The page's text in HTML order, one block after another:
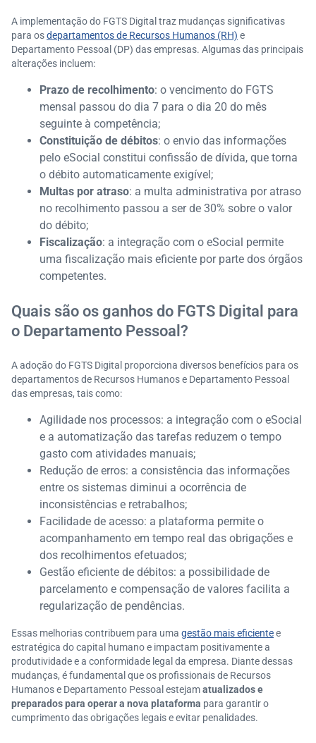
A implementação do FGTS Digital traz mudanças significativas
para osdepartamentos de Recursos Humanos (RH) e
Departamento Pessoal (DP) das empresas. Algumas das principais
alterações incluem:​
Prazo de recolhimento: o vencimento do FGTS
mensal passou do dia 7 para o dia 20 do mês
seguinte à competência;
Constituição de débitos: o envio das informações
pelo eSocial constitui confissão de dívida, que torna
o débito automaticamente exigível;
Multas por atraso: a multa administrativa por atraso
no recolhimento passou a ser de 30% sobre o valor
do débito;
Fiscalização: a integração com o eSocial permite
uma fiscalização mais eficiente por parte dos órgãos
competentes.
Quais são os ganhos do FGTS Digital para
o Departamento Pessoal?
A adoção do FGTS Digital proporciona diversos benefícios para os
departamentos de Recursos Humanos e Departamento Pessoal
das empresas, tais como:​
Agilidade nos processos: a integração com o eSocial
e a automatização das tarefas reduzem o tempo
gasto com atividades manuais;
Redução de erros: a consistência das informações
entre os sistemas diminui a ocorrência de
inconsistências e retrabalhos;
Facilidade de acesso: a plataforma permite o
acompanhamento em tempo real das obrigações e
dos recolhimentos efetuados;
Gestão eficiente de débitos: a possibilidade de
parcelamento e compensação de valores facilita a
regularização de pendências.​
Essas melhorias contribuem para uma gestão mais eficientee
estratégica do capital humano e impactam positivamente a
produtividade e a conformidade legal da empresa.​ Diante dessas
mudanças, é fundamental que os profissionais de Recursos
Humanos e Departamento Pessoal estejamatualizados e
preparados para operar a nova plataforma para garantir o
cumprimento das obrigações legais e evitar penalidades.​